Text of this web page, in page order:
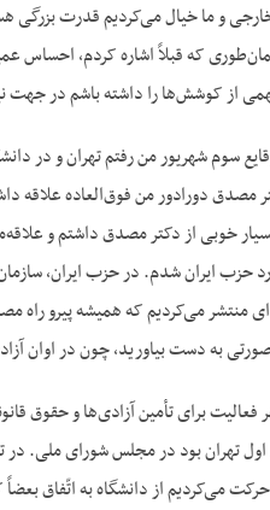
و ما خیال می‌کردیم قدرت بزرگی
که قبلاً اشاره کردم، احساس
از کوشش‌ها را داشته باشم در
مصدق دورادور من فوق‌العاده علاقه
ایران شدم. در حزب ایران،
می‌کردیم که همیشه پیرو راه
به دست بیاورید، چون در اوان
برای تأمین آزادی‌ها و
تهران بود در مجلس شورای ملی.
می‌کردیم از دانشگاه به اتّفاق